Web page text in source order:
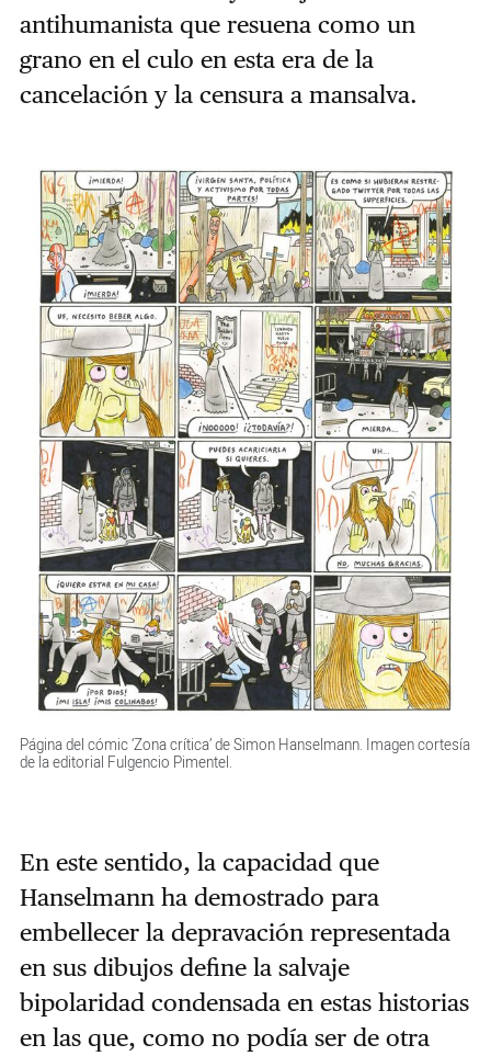
antihumanista que resuena como un
grano en el culo en esta era de la
cancelación y la censura a mansalva.
Página del cómic ‘Zona crítica’ de Simon Hanselmann. Imagen cortesía
de la editorial Fulgencio Pimentel.
En este sentido, la capacidad que
Hanselmann ha demostrado para
embellecer la depravación representada
en sus dibujos define la salvaje
bipolaridad condensada en estas historias
en las que, como no podía ser de otra